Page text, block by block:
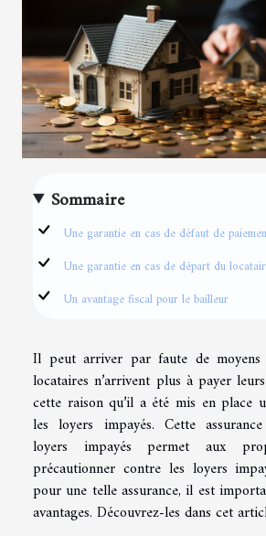
Sommaire
Une garantie en cas de défaut de
Une garantie en cas de départ du
Un avantage fiscal pour le bailleur
Il peut arriver par faute de moyens
locataires n’arrivent plus à payer
cette raison qu’il a été mis en place
les loyers impayés. Cette
loyers impayés permet aux
précautionner contre les loyers
pour une telle assurance, il est
avantages. Découvrez-les dans cet